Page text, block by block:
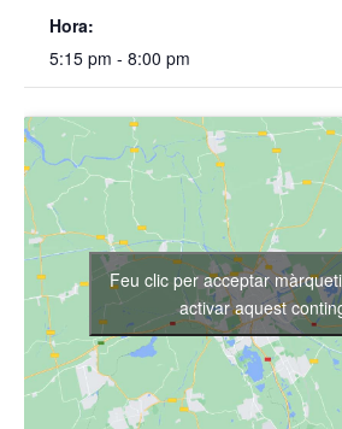
Hora:
5:15 pm - 8:00 pm
Feu clic per acceptar
activar aquest